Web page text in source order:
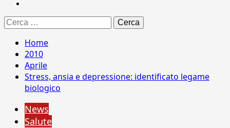
Ricerca
per:
Home
2010
Aprile
Stress, ansia e depressione: identificato legame
biologico
News
Salute